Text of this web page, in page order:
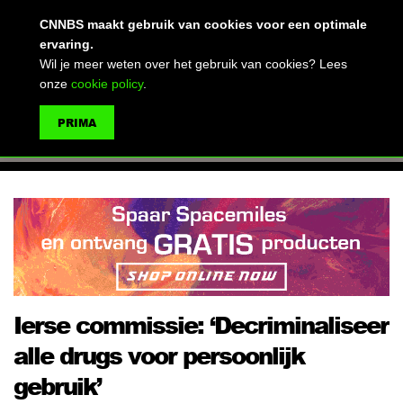
Ierse commissie: ‘Decriminaliseer
alle drugs voor persoonlijk
gebruik’
CNNBS maakt gebruik van cookies voor een optimale
ervaring.
Wil je meer weten over het gebruik van cookies? Lees
onze cookie policy.
PRIMA